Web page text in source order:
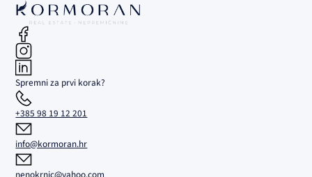
Spremni za prvi korak?
+385 98 19 12 201
info@kormoran.hr